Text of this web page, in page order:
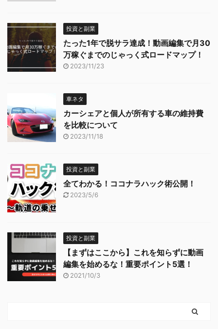
投資と副業
たった1年で脱サラ達成！動画編集で月30
万稼ぐまでのじゃっく式ロードマップ！
2023/11/23
車ネタ
カーシェアと個人が所有する車の維持費
を比較について
2023/11/18
投資と副業
全てわかる！ココナラハック術公開！
2023/5/6
投資と副業
【まずはここから】これを知らずに動画
編集を始めるな！重要ポイント5選！
2021/10/3